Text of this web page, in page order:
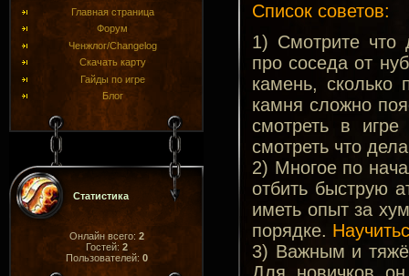
Главная страница
Форум
Ченжлог/Changelog
Скачать карту
Гайды по игре
Блог
Статистика
Онлайн всего: 2
Гостей: 2
Пользователей: 0
Список советов:
1) Смотрите
про соседа от
камень, сколько
камня сложно
смотреть в
смотреть что
2) Многое по
отбить быструю
иметь опыт за
порядке.
3) Важным и